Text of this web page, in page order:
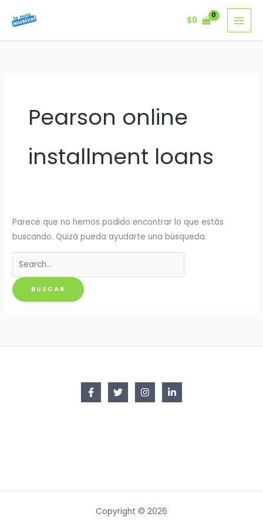
$0
Pearson online
installment loans
Parece que no hemos podido encontrar lo que estás
buscando. Quizá pueda ayudarte una búsqueda.
Buscar
por:
Copyright © 2026